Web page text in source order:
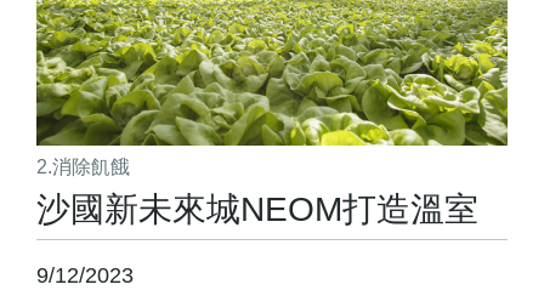
2.消除飢餓
沙國新未來城NEOM打造溫室
9/12/2023